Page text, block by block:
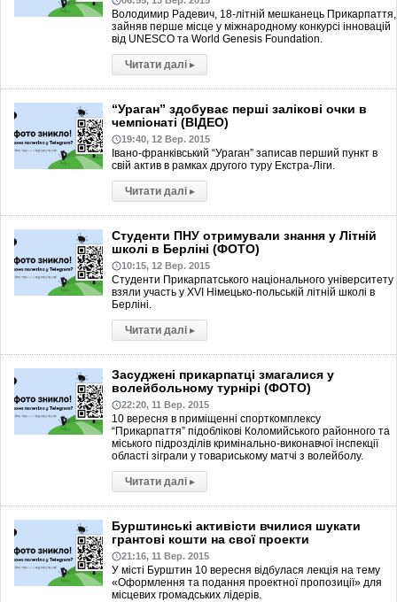
Володимир Радевич, 18-літній мешканець Прикарпаття,
зайняв перше місце у міжнародному конкурсі інновацій
від UNESCO та World Genesis Foundation.
Читати далі ▸
“Ураган” здобуває перші залікові очки в
чемпіонаті (ВІДЕО)
19:40, 12 Вер. 2015
Івано-франківський “Ураган” записав перший пункт в
свій актив в рамках другого туру Екстра-Ліги.
Читати далі ▸
Студенти ПНУ отримували знання у Літній
школі в Берліні (ФОТО)
10:15, 12 Вер. 2015
Студенти Прикарпатського національного університету
взяли участь у XVI Німецько-польській літній школі в
Берліні.
Читати далі ▸
Засуджені прикарпатці змагалися у
волейбольному турнірі (ФОТО)
22:20, 11 Вер. 2015
10 вересня в приміщенні спорткомплексу
“Прикарпаття” підоблікові Коломийського районного та
міського підрозділів кримінально-виконавчої інспекції
області зіграли у товариському матчі з волейболу.
Читати далі ▸
Бурштинські активісти вчилися шукати
грантові кошти на свої проекти
21:16, 11 Вер. 2015
У місті Бурштин 10 вересня відбулася лекція на тему
«Оформлення та подання проектної пропозиції» для
місцевих громадських лідерів.